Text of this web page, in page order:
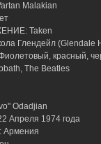
Malakian
Taken
Глендейл (Glendale
красный,
The Beatles
Odadjian
1974 года